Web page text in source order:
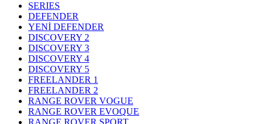
SERIES
DEFENDER
YENİ DEFENDER
DISCOVERY 2
DISCOVERY 3
DISCOVERY 4
DISCOVERY 5
FREELANDER 1
FREELANDER 2
RANGE ROVER VOGUE
RANGE ROVER EVOQUE
RANGE ROVER SPORT